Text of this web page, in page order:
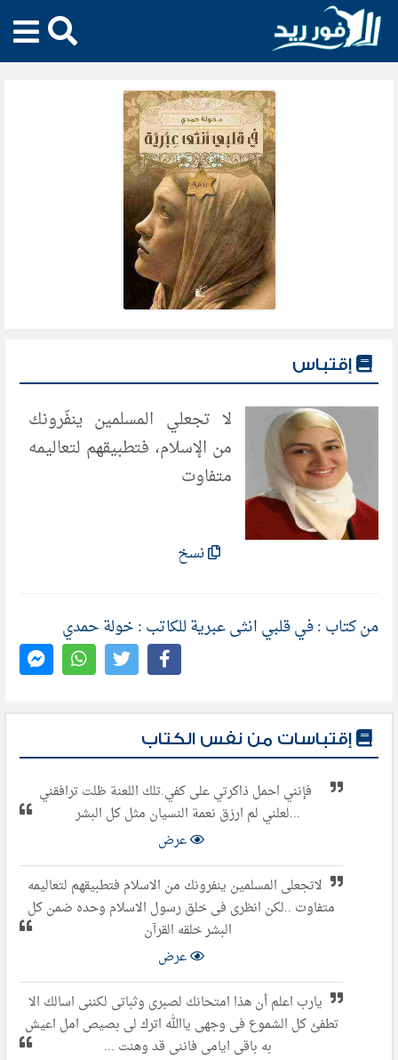
إقتباس
لا تجعلي المسلمين ينفّرونك
من الإسلام، فتطبيقهم لتعاليمه
متفاوت
نسخ
من كتاب : في قلبي انثى عبرية للكاتب : خولة حمدي
إقتباسات من نفس الكتاب
فإنني احمل ذاكرتي على كفي.تلك اللعنة ظلت ترافقني
...لعلني لم ارزق نعمة النسيان مثل كل البشر
عرض
لاتجعلى المسلمين ينفرونك من الاسلام فتطبيقهم لتعاليمه
متفاوت ..لكن انظرى فى خلق رسول الاسلام وحده ضمن كل
البشر خلقه القرآن
عرض
يارب اعلم أن هذا امتحانك لصبرى وثباتى لكننى اسالك الا
تطفئ كل الشموع فى وجهى ياالله اترك لى بصيص امل اعيش
به باقى ايامى فاننى قد وهنت ...